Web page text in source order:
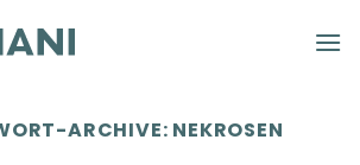
ARCHIVE: NEKROSEN